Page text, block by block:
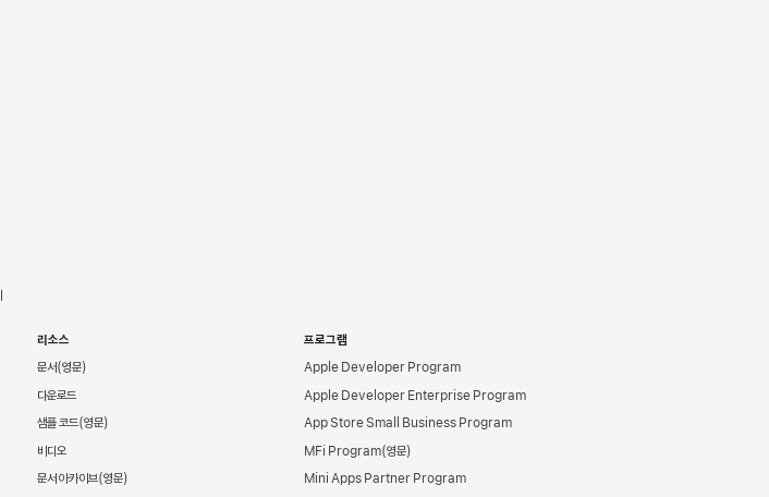
리소스
문서
다운로드
샘플 코드
비디오
문서 아카이브
프로그램
Apple Developer Program
Apple Developer Enterprise Program
App Store Small Business Program
MFi Program
Mini Apps Partner Program